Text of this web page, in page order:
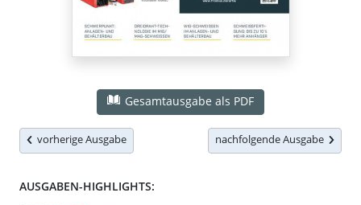
Gesamtausgabe als PDF
vorherige Ausgabe nachfolgende Ausgabe
AUSGABEN-HIGHLIGHTS: